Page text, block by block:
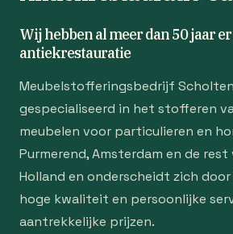
Wij hebben al meer dan 50 jaar
antiekrestauratie
Meubelstofferingsbedrijf
gespecialiseerd in het stofferen
meubelen voor particulieren en
Purmerend, Amsterdam en de rest
Holland en onderscheidt zich
hoge kwaliteit en persoonlijke
aantrekkelijke prijzen.